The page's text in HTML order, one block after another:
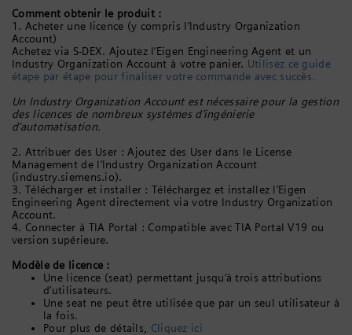
Comment obtenir le produit :
1. Acheter une licence (y compris l’Industry Organization
Account)
Achetez via S-DEX. Ajoutez l’Eigen Engineering Agent et un
Industry Organization Account à votre panier. Utilisez ce guide
étape par étape pour finaliser votre commande avec succès.
Un Industry Organization Account est nécessaire pour la gestion
des licences de nombreux systèmes d’ingénierie
d’automatisation.
2. Attribuer des User : Ajoutez des User dans le License
Management de l’Industry Organization Account
(industry.siemens.io).
3. Télécharger et installer : Téléchargez et installez l’Eigen
Engineering Agent directement via votre Industry Organization
Account.
4. Connecter à TIA Portal : Compatible avec TIA Portal V19 ou
version supérieure.
Modèle de licence :
Une licence (seat) permettant jusqu’à trois attributions
d’utilisateurs.
Une seat ne peut être utilisée que par un seul utilisateur à
la fois.
Pour plus de détails, Cliquez ici